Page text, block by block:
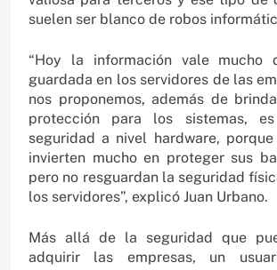
suelen ser blanco de robos
“Hoy la información vale mucho
guardada en los servidores de las
nos proponemos, además de
protección para los sistemas,
seguridad a nivel hardware,
invierten mucho en proteger sus
pero no resguardan la seguridad
los servidores”, explicó Juan Urbano.
Más allá de la seguridad que
adquirir las empresas, un